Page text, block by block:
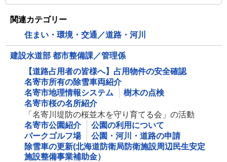
関連カテゴリー
住まい・環境・交通／道路・河川
建設水道部 都市整備課／管理係
【道路占用者の皆様へ】占用物件の安全確認
名寄市所有の除雪車両紹介
名寄市地理情報システム
樹木の点検
名寄市桜の名所紹介
「名寄川堤防の桜並木を守り育てる会」の活動
名寄市公園紹介
公園の利用について
パークゴルフ場
公園・河川・道路の申請
除雪車の更新(北海道防衛局防衛施設周辺民生安定
施設整備事業補助金）